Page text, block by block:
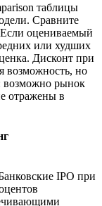
таблицы
Сравните
оцениваемый
или худших
Дисконт при
возможность, но
возможно рынок
отражены в
IPO при